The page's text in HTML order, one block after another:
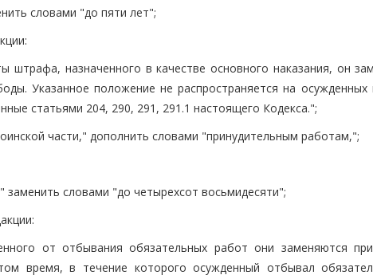
словами "до пяти лет";
штрафа, назначенного в качестве основного наказания, он
Указанное положение не распространяется на осужденных
статьями 204, 290, 291, 291.1 настоящего Кодекса.";
части," дополнить словами "принудительным работам,";
заменить словами "до четырехсот восьмидесяти";
от отбывания обязательных работ они заменяются
время, в течение которого осужденный отбывал